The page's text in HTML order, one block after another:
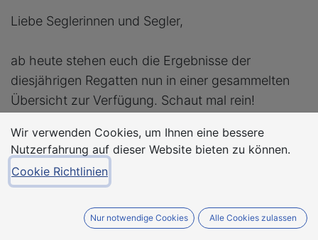
Liebe Seglerinnen und Segler,
ab heute stehen euch die Ergebnisse der
diesjährigen Regatten nun in einer gesammelten
Übersicht zur Verfügung. Schaut mal rein!
Ergebnisse 2024
# 74. Stralsunder Segelwoche
Wir verwenden Cookies, um Ihnen eine bessere
Nutzerfahrung auf dieser Website bieten zu können.
Cookie Richtlinien
Nur notwendige Cookies Alle Cookies zulassen